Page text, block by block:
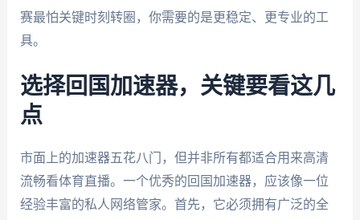
赛最怕关键时刻转圈，你需要的是更稳定、更专业的工
具。
选择回国加速器，关键要看这几
点
市面上的加速器五花八门，但并非所有都适合用来高清
流畅看体育直播。一个优秀的回国加速器，应该像一位
经验丰富的私人网络管家。首先，它必须拥有广泛的全